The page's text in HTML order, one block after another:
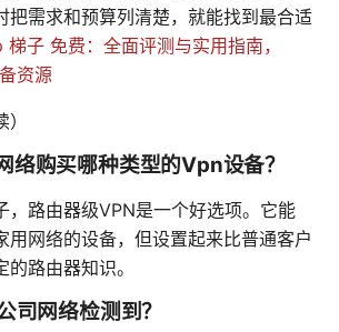
把需求和预算列清楚，就能找到最合适
梯子 免费：全面评测与实用指南，
资源
络购买哪种类型的Vpn设备？
，路由器级VPN是一个好选项。它能
用网络的设备，但设置起来比普通客户
路由器知识。
司网络检测到？